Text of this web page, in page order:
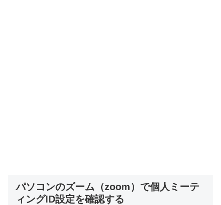
パソコンのズーム（zoom）で個人ミーテ
ィングID設定を確認する